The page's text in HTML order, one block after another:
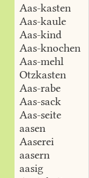
Aas-kasten
Aas-kaule
Aas-kind
Aas-knochen
Aas-mehl
Otzkasten
Aas-rabe
Aas-sack
Aas-seite
aasen
Aaserei
aasern
aasig